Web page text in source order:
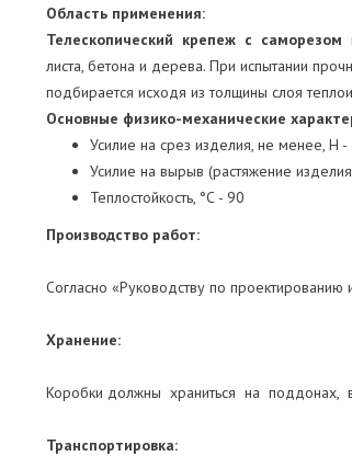
Область применения:
Телескопический крепеж с саморезом
листа, бетона и дерева. При испытании
подбирается исходя из толщины слоя
Основные физико-механические
Усилие на срез изделия, не менее, Н
Усилие на вырыв (растяжение
Теплостойкость, °С - 90
Производство работ:
Согласно «Руководству по
Хранение:
Коробки должны храниться на поддонах,
Транспортировка: